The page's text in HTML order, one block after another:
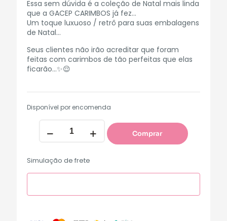
Essa sem dúvida é a coleção de Natal mais linda
que a GACEP CARIMBOS já fez…
Um toque luxuoso / retrô para suas embalagens
de Natal…
Seus clientes não irão acreditar que foram
feitas com carimbos de tão perfeitas que elas
ficarão…✨😌
Disponível por encomenda
Comprar
Simulação de frete